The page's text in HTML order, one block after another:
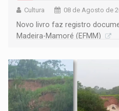
Cultura 08 de Agosto de
Novo livro faz registro
Madeira-Mamoré (EFMM)